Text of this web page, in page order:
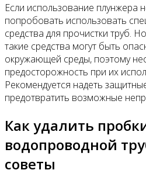
Если использование плунжера
попробовать использовать
средства для прочистки труб.
такие средства могут быть
окружающей среды, поэтому
предосторожность при их
Рекомендуется надеть
предотвратить возможные
Как удалить
водопроводной
советы